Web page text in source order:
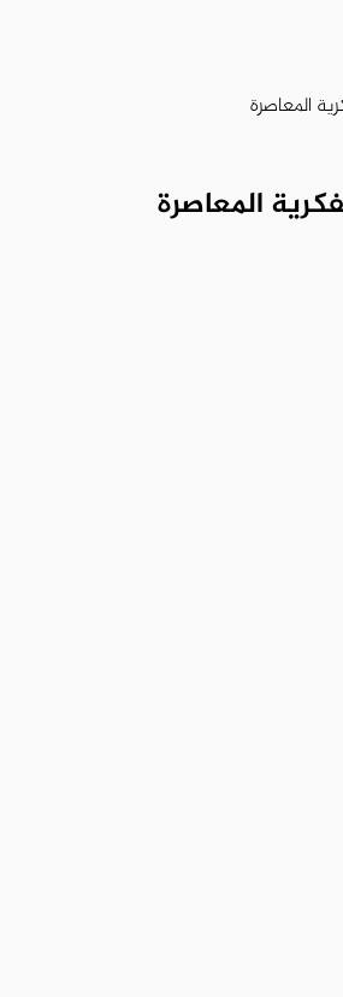
المعاصرة
المعاصرة